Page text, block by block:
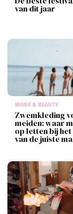
van dit jaar
MODE & BEAUTY
Zwemkleding
meiden: waar
op letten bij
van de juiste